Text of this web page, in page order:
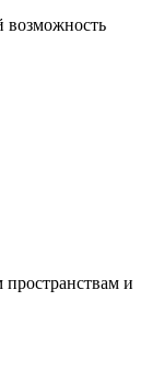
возможность
пространствам и